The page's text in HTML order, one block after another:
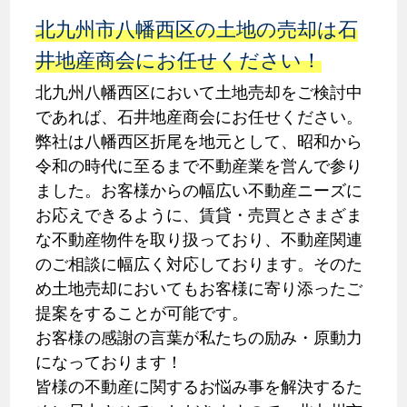
北九州市八幡西区の土地の売却は石
井地産商会にお任せください！
北九州八幡西区において土地売却をご検討中
であれば、石井地産商会にお任せください。
弊社は八幡西区折尾を地元として、昭和から
令和の時代に至るまで不動産業を営んで参り
ました。お客様からの幅広い不動産ニーズに
お応えできるように、賃貸・売買とさまざま
な不動産物件を取り扱っており、不動産関連
のご相談に幅広く対応しております。そのた
め土地売却においてもお客様に寄り添ったご
提案をすることが可能です。
お客様の感謝の言葉が私たちの励み・原動力
になっております！
皆様の不動産に関するお悩み事を解決するた